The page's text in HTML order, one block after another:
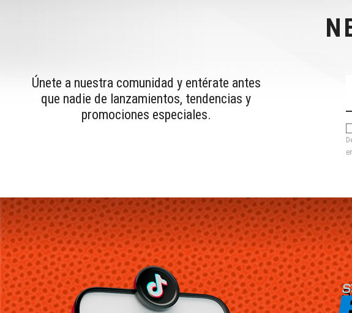
Únete a nuestra comunidad y entérate antes
que nadie de lanzamientos, tendencias y
promociones especiales.